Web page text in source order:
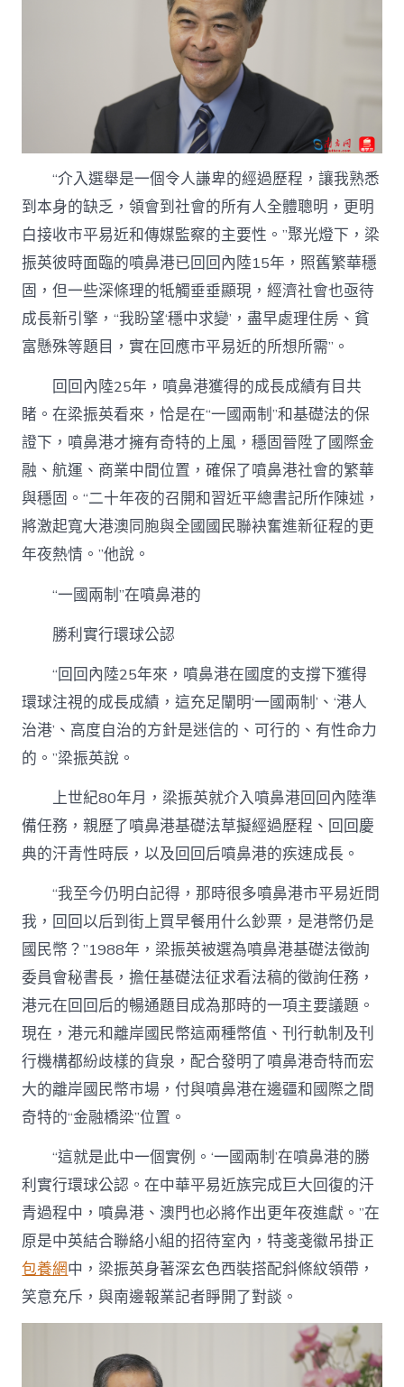
“介入選舉是一個令人謙卑的經過歷程，讓我熟悉
到本身的缺乏，領會到社會的所有人全體聰明，更明
白接收市平易近和傳媒監察的主要性。”聚光燈下，梁
振英彼時面臨的噴鼻港已回回內陸15年，照舊繁華穩
固，但一些深條理的牴觸垂垂顯現，經濟社會也亟待
成長新引擎，“我盼望‘穩中求變’，盡早處理住房、貧
富懸殊等題目，實在回應市平易近的所想所需”。
回回內陸25年，噴鼻港獲得的成長成績有目共
睹。在梁振英看來，恰是在“一國兩制”和基礎法的保
證下，噴鼻港才擁有奇特的上風，穩固晉陞了國際金
融、航運、商業中間位置，確保了噴鼻港社會的繁華
與穩固。“二十年夜的召開和習近平總書記所作陳述，
將激起寬大港澳同胞與全國國民聯袂奮進新征程的更
年夜熱情。”他說。
“一國兩制”在噴鼻港的
勝利實行環球公認
“回回內陸25年來，噴鼻港在國度的支撐下獲得
環球注視的成長成績，這充足闡明‘一國兩制’、‘港人
治港’、高度自治的方針是迷信的、可行的、有性命力
的。”梁振英說。
上世紀80年月，梁振英就介入噴鼻港回回內陸準
備任務，親歷了噴鼻港基礎法草擬經過歷程、回回慶
典的汗青性時辰，以及回回后噴鼻港的疾速成長。
“我至今仍明白記得，那時很多噴鼻港市平易近問
我，回回以后到街上買早餐用什么鈔票，是港幣仍是
國民幣？”1988年，梁振英被選為噴鼻港基礎法徵詢
委員會秘書長，擔任基礎法征求看法稿的徵詢任務，
港元在回回后的暢通題目成為那時的一項主要議題。
現在，港元和離岸國民幣這兩種幣值、刊行軌制及刊
行機構都紛歧樣的貨泉，配合發明了噴鼻港奇特而宏
大的離岸國民幣市場，付與噴鼻港在邊疆和國際之間
奇特的“金融橋梁”位置。
“這就是此中一個實例。‘一國兩制’在噴鼻港的勝
利實行環球公認。在中華平易近族完成巨大回復的汗
青過程中，噴鼻港、澳門也必將作出更年夜進獻。”在
原是中英結合聯絡小組的招待室內，特戔戔徽吊掛正
包養網中，梁振英身著深玄色西裝搭配斜條紋領帶，
笑意充斥，與南邊報業記者睜開了對談。